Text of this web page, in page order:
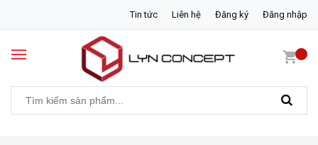
Tin tức Liên hệ Đăng ký Đăng nhập